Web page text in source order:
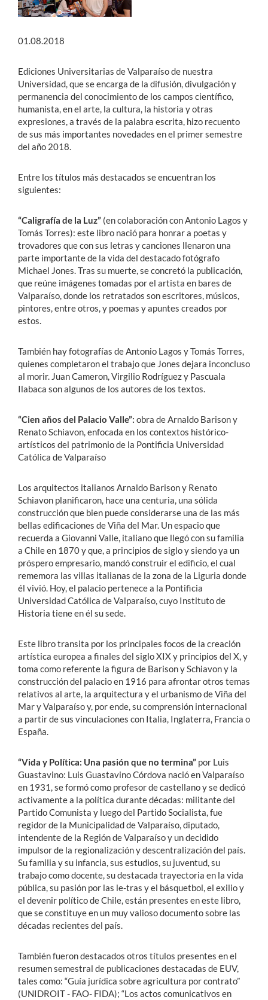
01.08.2018
Ediciones Universitarias de Valparaíso de nuestra
Universidad, que se encarga de la difusión, divulgación y
permanencia del conocimiento de los campos científico,
humanista, en el arte, la cultura, la historia y otras
expresiones, a través de la palabra escrita, hizo recuento
de sus más importantes novedades en el primer semestre
del año 2018.
Entre los títulos más destacados se encuentran los
siguientes:
“Caligrafía de la Luz” (en colaboración con Antonio Lagos y
Tomás Torres): este libro nació para honrar a poetas y
trovadores que con sus letras y canciones llenaron una
parte importante de la vida del destacado fotógrafo
Michael Jones. Tras su muerte, se concretó la publicación,
que reúne imágenes tomadas por el artista en bares de
Valparaíso, donde los retratados son escritores, músicos,
pintores, entre otros, y poemas y apuntes creados por
estos.
También hay fotografías de Antonio Lagos y Tomás Torres,
quienes completaron el trabajo que Jones dejara inconcluso
al morir. Juan Cameron, Virgilio Rodríguez y Pascuala
Ilabaca son algunos de los autores de los textos.
“Cien años del Palacio Valle”: obra de Arnaldo Barison y
Renato Schiavon, enfocada en los contextos histórico-
artísticos del patrimonio de la Pontificia Universidad
Católica de Valparaíso
Los arquitectos italianos Arnaldo Barison y Renato
Schiavon planificaron, hace una centuria, una sólida
construcción que bien puede considerarse una de las más
bellas edificaciones de Viña del Mar. Un espacio que
recuerda a Giovanni Valle, italiano que llegó con su familia
a Chile en 1870 y que, a principios de siglo y siendo ya un
próspero empresario, mandó construir el edificio, el cual
rememora las villas italianas de la zona de la Liguria donde
él vivió. Hoy, el palacio pertenece a la Pontificia
Universidad Católica de Valparaíso, cuyo Instituto de
Historia tiene en él su sede.
Este libro transita por los principales focos de la creación
artística europea a finales del siglo XIX y principios del X, y
toma como referente la figura de Barison y Schiavon y la
construcción del palacio en 1916 para afrontar otros temas
relativos al arte, la arquitectura y el urbanismo de Viña del
Mar y Valparaíso y, por ende, su comprensión internacional
a partir de sus vinculaciones con Italia, Inglaterra, Francia o
España.
“Vida y Política: Una pasión que no termina” por Luis
Guastavino: Luis Guastavino Córdova nació en Valparaíso
en 1931, se formó como profesor de castellano y se dedicó
activamente a la política durante décadas: militante del
Partido Comunista y luego del Partido Socialista, fue
regidor de la Municipalidad de Valparaíso, diputado,
intendente de la Región de Valparaíso y un decidido
impulsor de la regionalización y descentralización del país.
Su familia y su infancia, sus estudios, su juventud, su
trabajo como docente, su destacada trayectoria en la vida
pública, su pasión por las le-tras y el básquetbol, el exilio y
el devenir político de Chile, están presentes en este libro,
que se constituye en un muy valioso documento sobre las
décadas recientes del país.
También fueron destacados otros títulos presentes en el
resumen semestral de publicaciones destacadas de EUV,
tales como: “Guía jurídica sobre agricultura por contrato”
(UNIDROIT - FAO- FIDA); “Los actos comunicativos en